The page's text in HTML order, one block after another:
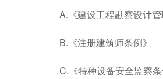
A.《建设工程勘察设计管
B.《注册建筑师条例》
C.《特种设备安全监察条